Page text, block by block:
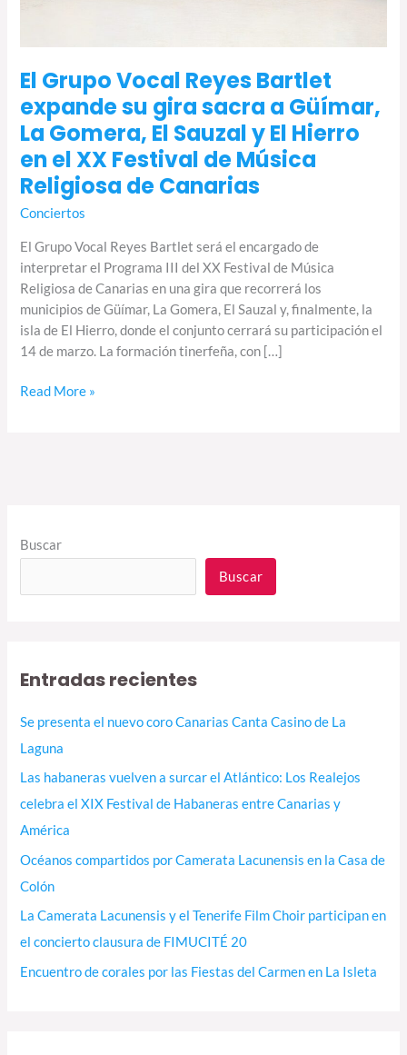
El Grupo Vocal Reyes Bartlet
expande su gira sacra a Güímar,
La Gomera, El Sauzal y El Hierro
en el XX Festival de Música
Religiosa de Canarias
Conciertos
El Grupo Vocal Reyes Bartlet será el encargado de
interpretar el Programa III del XX Festival de Música
Religiosa de Canarias en una gira que recorrerá los
municipios de Güímar, La Gomera, El Sauzal y, finalmente, la
isla de El Hierro, donde el conjunto cerrará su participación el
14 de marzo. La formación tinerfeña, con […]
Hierro
el
XX
Festival
Música
Religiosa
de
Read More »
Buscar
Buscar
Entradas recientes
Se presenta el nuevo coro Canarias Canta Casino de La
Laguna
Las habaneras vuelven a surcar el Atlántico: Los Realejos
celebra el XIX Festival de Habaneras entre Canarias y
América
Océanos compartidos por Camerata Lacunensis en la Casa de
Colón
La Camerata Lacunensis y el Tenerife Film Choir participan en
el concierto clausura de FIMUCITÉ 20
Encuentro de corales por las Fiestas del Carmen en La Isleta